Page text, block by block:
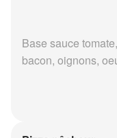
Base sauce
bacon, oignons,